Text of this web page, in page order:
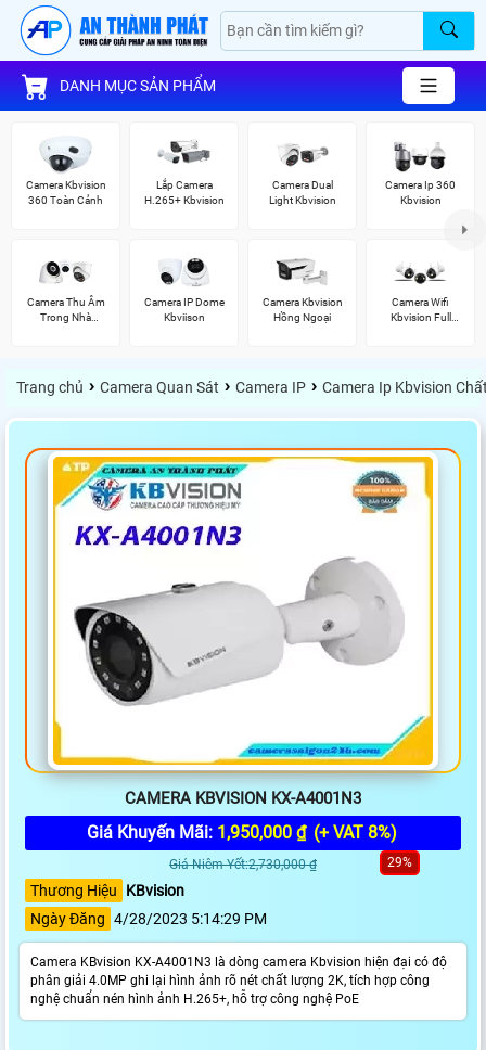
DANH MỤC SẢN PHẨM
Camera Kbvision
360 Toàn Cảnh
Lắp Camera
H.265+ Kbvision
Camera Dual
Light Kbvision
Camera Ip 360
Kbvision
Camera Thu Âm
Trong Nhà
Camera IP Dome
Kbviison
Camera Kbvision
Hồng Ngoại
Camera Wifi
Kbvision Full
Trang chủ › Camera Quan Sát › Camera IP › Camera Ip Kbvision
CAMERA KBVISION KX-A4001N3
Giá Khuyến Mãi: 1,950,000 ₫ (+ VAT 8%)
Giá Niêm Yết:2,730,000 ₫ 29%
Thương Hiệu
KBvision
Ngày Đăng 4/28/2023 5:14:29 PM
Camera KBvision KX-A4001N3 là dòng camera Kbvision hiện đại có độ
phân giải 4.0MP ghi lại hình ảnh rõ nét chất lượng 2K, tích hợp công
nghệ chuẩn nén hình ảnh H.265+, hỗ trợ công nghệ PoE